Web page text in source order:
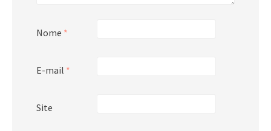
Nome *
E-mail *
Site